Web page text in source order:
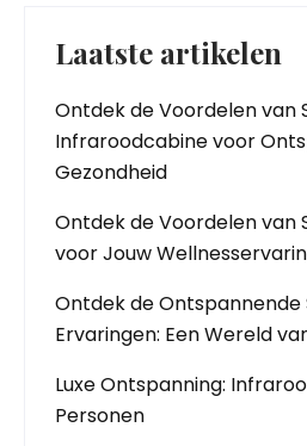
Laatste artikelen
Ontdek de Voordelen van
Infraroodcabine voor
Gezondheid
Ontdek de Voordelen van
voor Jouw
Ontdek de Ontspannende
Ervaringen: Een Wereld
Luxe Ontspanning:
Personen